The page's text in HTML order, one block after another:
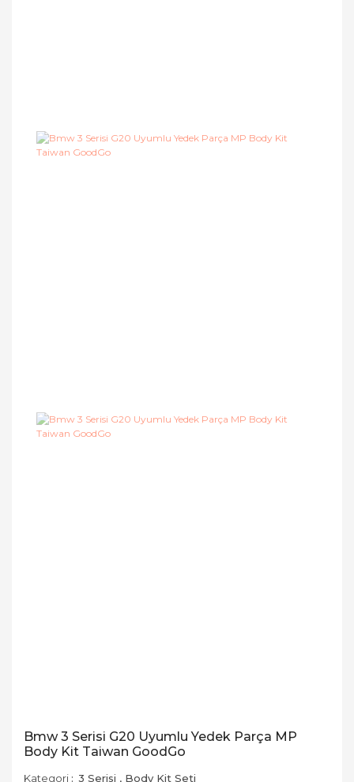
Bmw 3 Serisi G20 Uyumlu Yedek Parça MP
Body Kit Taiwan GoodGo
Kategori 3 Serisi , Body Kit Seti